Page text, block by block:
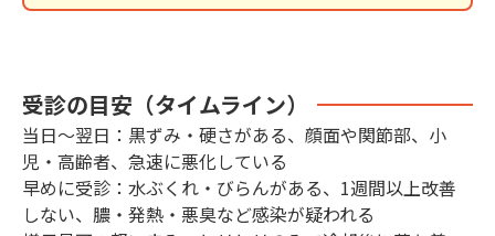
受診の目安（タイムライン）
当日〜翌日：黒ずみ・硬さがある、顔面や関節部、小
児・高齢者、急速に悪化している
早めに受診：水ぶくれ・びらんがある、1週間以上改善
しない、膿・発熱・悪臭など感染が疑われる